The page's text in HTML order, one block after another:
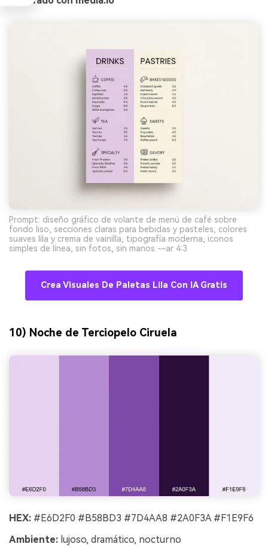
Prompt: diseño gráfico de volante de menú de café sobre
fondo liso, secciones claras para bebidas y pasteles, colores
suaves lila y crema de vainilla, tipografía moderna, iconos
simples de línea, sin fotos, sin manos --ar 4:3
Crea Visuales De Paletas Lila Con IA Gratis
10) Noche de Terciopelo Ciruela
HEX: #E6D2F0 #B58BD3 #7D4AA8 #2A0F3A #F1E9F6
Ambiente: lujoso, dramático, nocturno